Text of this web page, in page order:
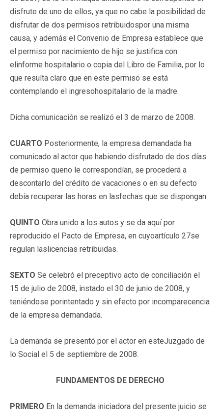
disfrute de uno de ellos, ya que no cabe la posibilidad de
disfrutar de dos permisos retribuidospor una misma
causa, y además el Convenio de Empresa establece que
el permiso por nacimiento de hijo se justifica con
elinforme hospitalario o copia del Libro de Familia, por lo
que resulta claro que en este permiso se está
contemplando el ingresohospitalario de la madre.
Dicha comunicación se realizó el 3 de marzo de 2008.
CUARTO Posteriormente, la empresa demandada ha
comunicado al actor que habiendo disfrutado de dos días
de permiso queno le correspondían, se procederá a
descontarlo del crédito de vacaciones o en su defecto
debía recuperar las horas en lasfechas que se dispongan.
QUINTO Obra unido a los autos y se da aquí por
reproducido el Pacto de Empresa, en cuyoartículo 27se
regulan laslicencias retribuidas.
SEXTO Se celebró el preceptivo acto de conciliación el
15 de julio de 2008, instado el 30 de junio de 2008, y
teniéndose porintentado y sin efecto por incomparecencia
de la empresa demandada.
La demanda se presentó por el actor en esteJuzgado de
lo Social el 5 de septiembre de 2008.
FUNDAMENTOS DE DERECHO
PRIMERO En la demanda iniciadora del presente juicio se